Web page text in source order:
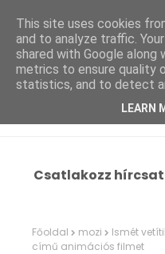
Csatlakozz
Főoldal mozi
Ismét
című animációs filmet
This site uses cookies
and to analyze traffic.
shared with Google
metrics to ensure quality
statistics, and to detect
LEARN